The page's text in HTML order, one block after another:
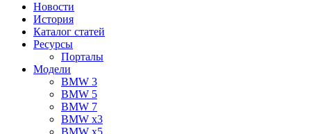
Новости
История
Каталог статей
Ресурсы
Порталы
Модели
BMW 3
BMW 5
BMW 7
BMW x3